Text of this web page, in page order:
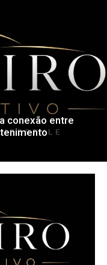
conexão entre